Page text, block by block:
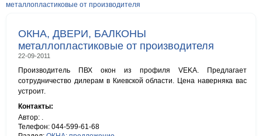
металлопластиковые от производителя
ОКНА, ДВЕРИ, БАЛКОНЫ
металлопластиковые от производителя
22-09-2011
Производитель ПВХ окон из профиля VEKA. Предлагает
сотрудничество дилерам в Киевской области. Цена наверняка вас
устроит.
Контакты:
Автор: .
Телефон: 044-599-61-68